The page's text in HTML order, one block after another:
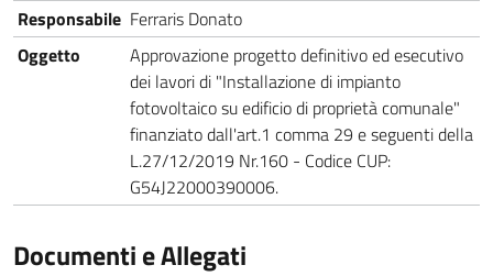
Responsabile Ferraris Donato
Oggetto
Approvazione progetto definitivo ed esecutivo
dei lavori di "Installazione di impianto
fotovoltaico su edificio di proprietà comunale"
finanziato dall'art.1 comma 29 e seguenti della
L.27/12/2019 Nr.160 - Codice CUP:
G54J22000390006.
Documenti e Allegati